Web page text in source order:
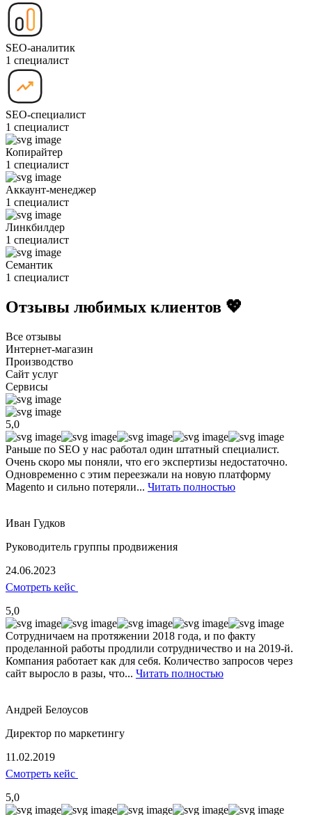
SEO-аналитик
1 специалист
SEO-специалист
1 специалист
Копирайтер
1 специалист
Аккаунт-менеджер
1 специалист
Линкбилдер
1 специалист
Семантик
1 специалист
Отзывы любимых клиентов 💖
Все отзывы
Интернет-магазин
Производство
Сайт услуг
Сервисы
5,0
Раньше по SEO у нас работал один штатный специалист.
Очень скоро мы поняли, что его экспертизы недостаточно.
Одновременно с этим переезжали на новую платформу
Magento и сильно потеряли... Читать полностью
Иван Гудков
Руководитель группы продвижения
24.06.2023
Смотреть кейс
5,0
Сотрудничаем на протяжении 2018 года, и по факту
проделанной работы продлили сотрудничество и на 2019-й.
Компания работает как для себя. Количество запросов через
сайт выросло в разы, что... Читать полностью
Андрей Белоусов
Директор по маркетингу
11.02.2019
Смотреть кейс
5,0